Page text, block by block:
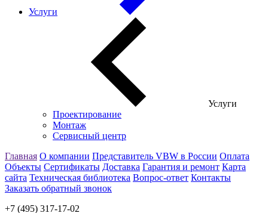
Услуги
Услуги
Проектирование
Монтаж
Сервисный центр
Главная О компании Представитель VBW в России Оплата
Объекты Сертификаты Доставка Гарантия и ремонт Карта
сайта Техническая библиотека Вопрос-ответ Контакты
Заказать обратный звонок
+7 (495) 317-17-02